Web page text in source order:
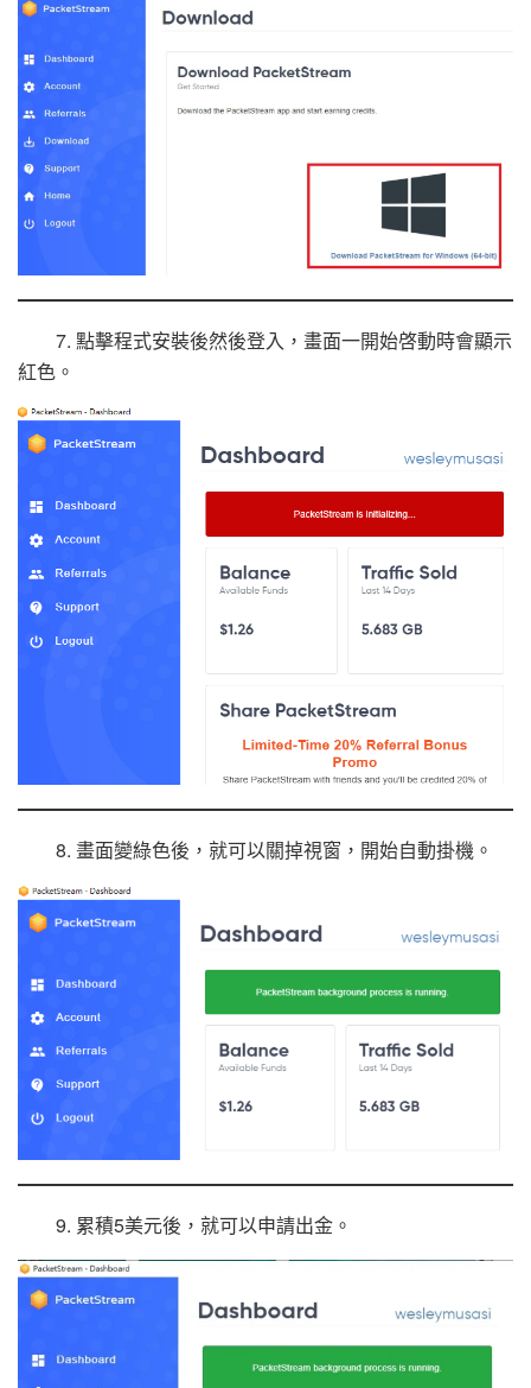
7. 點擊程式安裝後然後登入，畫面一開始啓動時會顯示
紅色。
8. 畫面變綠色後，就可以關掉視窗，開始自動掛機。
9. 累積5美元後，就可以申請出金。